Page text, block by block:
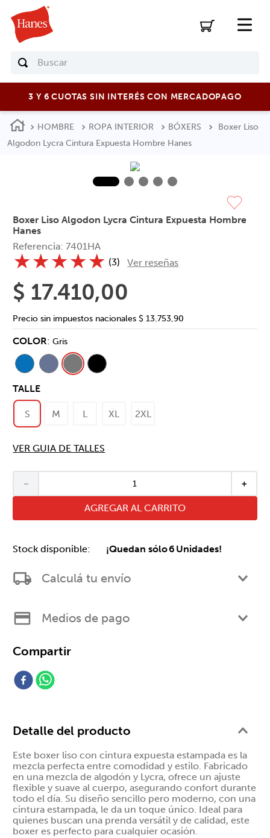
Buscar
3 Y 6 CUOTAS SIN INTERÉS CON MERCADOPAGO
HOMBRE ROPA INTERIOR BÓXERS
Boxer Liso
Algodon Lycra Cintura Expuesta Hombre Hanes
Boxer Liso Algodon Lycra Cintura Expuesta Hombre
Hanes
Referencia:7401HA
★★★★★ (3) Ver reseñas
$ 17.410,00
Precio sin impuestos nacionales $ 13.753,90
COLOR: Gris
TALLE
S M L XL 2XL
VER GUIA DE TALLES
＋
－
AGREGAR AL CARRITO
¡Quedan sólo6 Unidades!
Calculá tu envío
Medios de pago
Detalle del producto
Este boxer liso con cintura expuesta estampada es la
mezcla perfecta entre comodidad y estilo. Fabricado
en una mezcla de algodón y Lycra, ofrece un ajuste
flexible y suave al cuerpo, asegurando confort durante
todo el día. Su diseño sencillo pero moderno, con una
cintura estampada, le da un toque único. Ideal para
quienes buscan una prenda versátil y de calidad, este
boxer es perfecto para cualquier ocasión.